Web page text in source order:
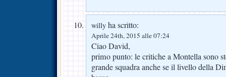
willy ha scritto:
Aprile 24th, 2015 alle 07:24
Ciao David,
primo punto: le critiche a Montella sono
grande squadra anche se il livello della